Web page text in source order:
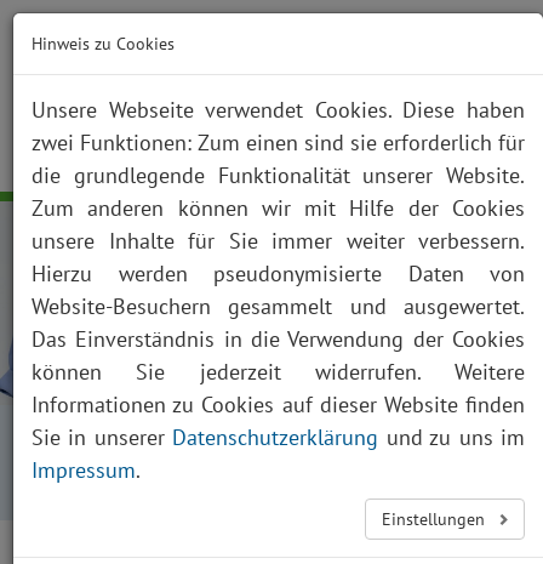
NOTFALL KONTAKT ANFAHRT JOBS SUCHE
Startseite
Karriere
Studierende im Praktischen Jahr
Aktuelle Meldung Praktisches Jahr
Hinweis zu Cookies
Unsere Webseite verwendet Cookies. Diese haben
zwei Funktionen: Zum einen sind sie erforderlich für
die grundlegende Funktionalität unserer Website.
Zum anderen können wir mit Hilfe der Cookies
unsere Inhalte für Sie immer weiter verbessern.
Hierzu werden pseudonymisierte Daten von
Website-Besuchern gesammelt und ausgewertet.
Das Einverständnis in die Verwendung der Cookies
können Sie jederzeit widerrufen. Weitere
Informationen zu Cookies auf dieser Website finden
Sie in unserer Datenschutzerklärung und zu uns im
Impressum.
Einstellungen